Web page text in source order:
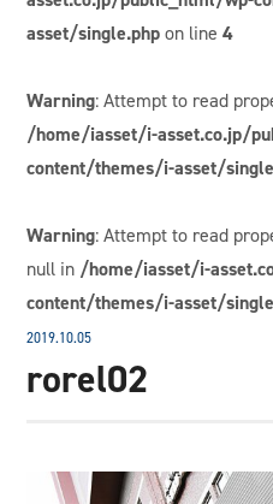
asset/single.phpon line4
Warning: Attempt to read
/home/iasset/i-asset.co.jp/
content/themes/i-asset/
Warning: Attempt to read
null in /home/iasset/i-
content/themes/i-asset/
2019.10.05
rorel02